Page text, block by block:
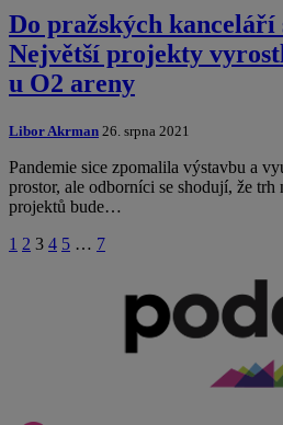
Do pražských kanceláří
Největší projekty
u O2 areny
Libor Akrman 26. srpna 2021
Pandemie sice zpomalila výstavbu a
prostor, ale odborníci se shodují, že trh
projektů bude…
1 2 3 4 5 … 7